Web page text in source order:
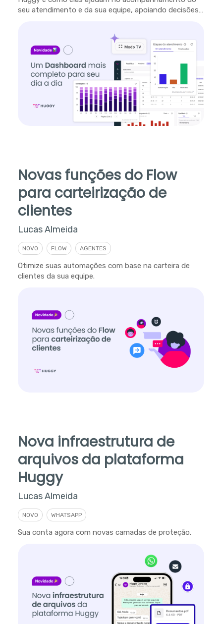
seu atendimento e da sua equipe, apoiando decisões
Novas funções do Flow
para carteirização de
clientes
Lucas Almeida
NOVO FLOW AGENTES
Otimize suas automações com base na carteira de
clientes da sua equipe.
Nova infraestrutura de
arquivos da plataforma
Huggy
Lucas Almeida
NOVO WHATSAPP
Sua conta agora com novas camadas de proteção.